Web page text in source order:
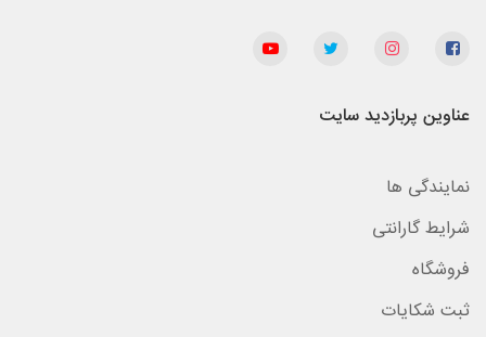
عناوین پربازدید سایت
نمایندگی ها
شرایط گارانتی
فروشگاه
ثبت شکایات